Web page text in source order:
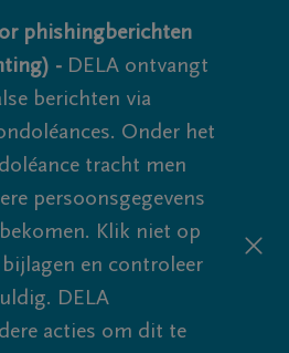
phishingberichten
- DELA ontvangt
berichten via
Onder het
tracht men
persoonsgegevens
Klik niet op
en controleer
DELA
acties om dit te